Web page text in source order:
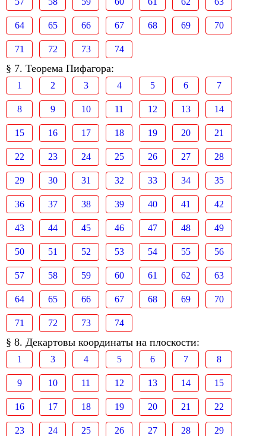
64 65 66 67 68 69 70
71 72 73 74
§ 7. Теорема Пифагора:
1 2 3 4 5 6 7
8 9 10 11 12 13 14
15 16 17 18 19 20 21
22 23 24 25 26 27 28
29 30 31 32 33 34 35
36 37 38 39 40 41 42
43 44 45 46 47 48 49
50 51 52 53 54 55 56
57 58 59 60 61 62 63
64 65 66 67 68 69 70
71 72 73 74
§ 8. Декартовы координаты на плоскости:
1 3 4 5 6 7 8
9 10 11 12 13 14 15
16 17 18 19 20 21 22
23 24 25 26 27 28 29